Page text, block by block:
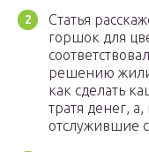
​Статья
горшок для
решению
как сделать
тратя денег,
отслужившие